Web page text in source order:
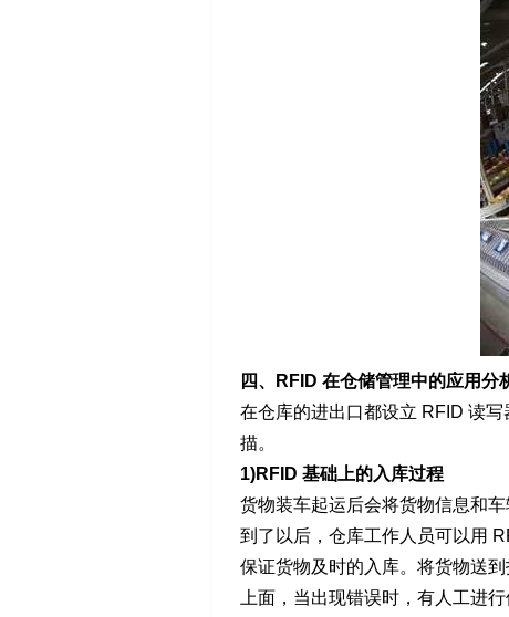
四、RFID 在仓储管理中的应用分
在仓库的进出口都设立 RFID 读
描。
1)RFID 基础上的入库过程
货物装车起运后会将货物信息和
到了以后，仓库工作人员可以用
保证货物及时的入库。将货物送
上面，当出现错误时，有人工进行